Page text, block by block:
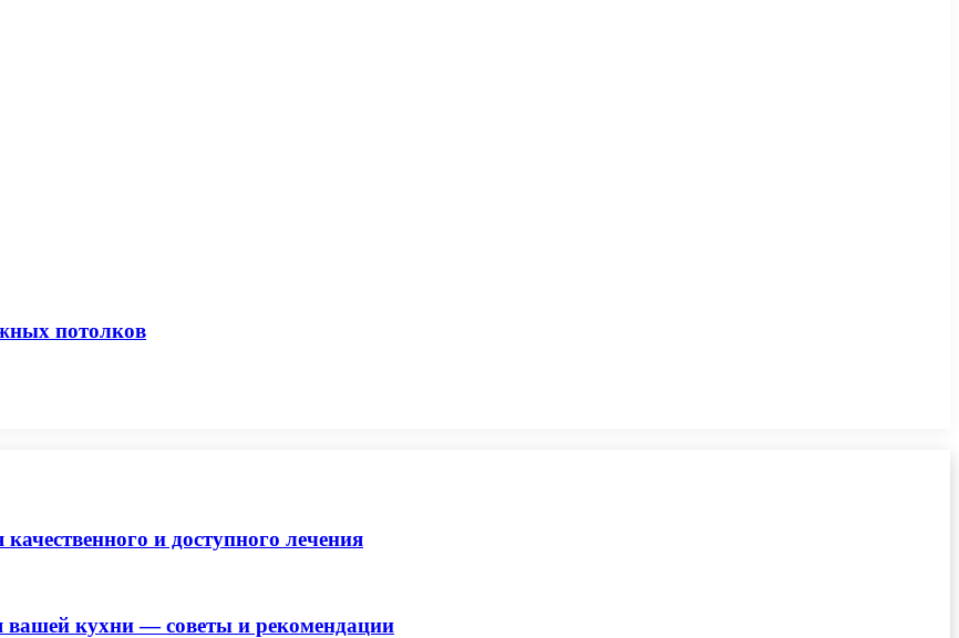
потолков
и доступного лечения
кухни — советы и рекомендации